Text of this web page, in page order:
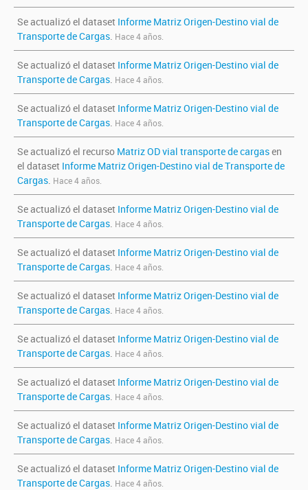
Se actualizó el dataset Informe Matriz Origen-Destino vial de
Transporte de Cargas. Hace 4 años.
Se actualizó el dataset Informe Matriz Origen-Destino vial de
Transporte de Cargas. Hace 4 años.
Se actualizó el dataset Informe Matriz Origen-Destino vial de
Transporte de Cargas. Hace 4 años.
Se actualizó el recurso Matriz OD vial transporte de cargasen
el dataset Informe Matriz Origen-Destino vial de Transporte de
Cargas. Hace 4 años.
Se actualizó el dataset Informe Matriz Origen-Destino vial de
Transporte de Cargas. Hace 4 años.
Se actualizó el dataset Informe Matriz Origen-Destino vial de
Transporte de Cargas. Hace 4 años.
Se actualizó el dataset Informe Matriz Origen-Destino vial de
Transporte de Cargas. Hace 4 años.
Se actualizó el dataset Informe Matriz Origen-Destino vial de
Transporte de Cargas. Hace 4 años.
Se actualizó el dataset Informe Matriz Origen-Destino vial de
Transporte de Cargas. Hace 4 años.
Se actualizó el dataset Informe Matriz Origen-Destino vial de
Transporte de Cargas. Hace 4 años.
Se actualizó el dataset Informe Matriz Origen-Destino vial de
Transporte de Cargas. Hace 4 años.